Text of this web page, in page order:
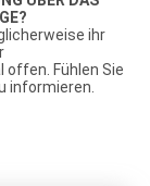
ihr
Fühlen Sie
informieren.